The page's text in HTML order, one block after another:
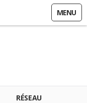
MENU
RÉSEAU